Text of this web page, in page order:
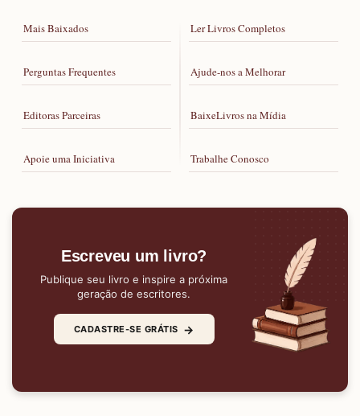
Mais Baixados
Perguntas Frequentes
Editoras Parceiras
Apoie uma Iniciativa
Ler Livros Completos
Ajude-nos a Melhorar
BaixeLivros na Mídia
Trabalhe Conosco
Escreveu um livro?
Publique seu livro e inspire a próxima
geração de escritores.
CADASTRE-SE GRÁTIS →